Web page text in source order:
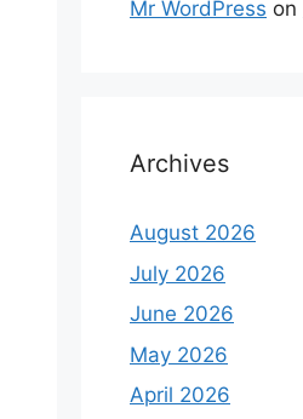
Mr WordPress on
Archives
August 2026
July 2026
June 2026
May 2026
April 2026